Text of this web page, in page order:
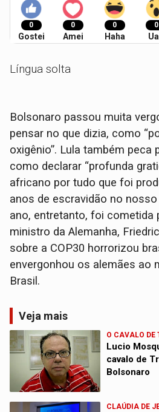
0
Gostei
0
Amei
0
Haha
0
Língua solta
Bolsonaro passou muita
pensar no que dizia, como
oxigênio”. Lula também peca
como declarar “profunda
africano por tudo que foi
anos de escravidão no nosso
ano, entretanto, foi cometida
ministro da Alemanha,
sobre a COP30 horrorizou
envergonhou os alemães ao
Brasil.
Veja mais
O CAVALO DE
Lucio
cavalo de
Bolsonaro
CLAÚDIA DE